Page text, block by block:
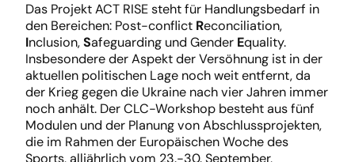
Das Projekt ACT RISE steht für Handlungsbedarf in
den Bereichen: Post-conflict Reconciliation,
Inclusion,Safeguarding und Gender Equality.
Insbesondere der Aspekt der Versöhnung ist in der
aktuellen politischen Lage noch weit entfernt, da
der Krieg gegen die Ukraine nach vier Jahren immer
noch anhält. Der CLC-Workshop besteht aus fünf
Modulen und der Planung von Abschlussprojekten,
die im Rahmen der Europäischen Woche des